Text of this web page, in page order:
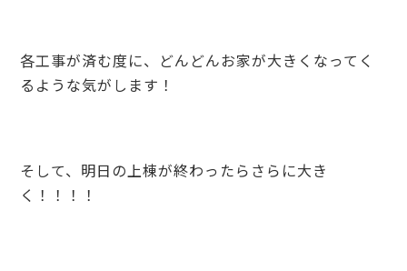
各工事が済む度に、どんどんお家が大きくなってく
るような気がします！
そして、明日の上棟が終わったらさらに大き
く！！！！